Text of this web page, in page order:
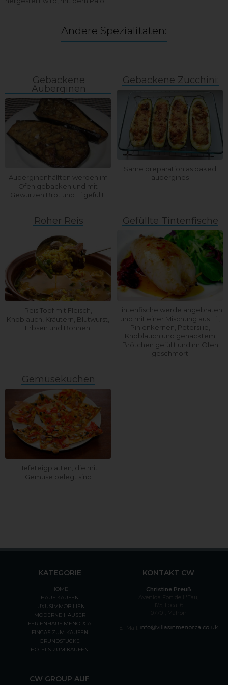
Andere Spezialitäten:
Gebackene
Auberginen
Auberginenhälften werden im
Ofen gebacken und mit
Gewürzen Brot und Ei gefüllt.
Gebackene Zucchini:
Same preparation as baked
aubergines
Roher Reis
Reis Topf mit Fleisch,
Knoblauch, Kräutern, Blutwurst,
Erbsen und Bohnen.
Gefüllte Tintenfische
Tintenfische werde angebraten
und mit einer Mischung aus Ei ,
Pinienkernen, Petersilie,
Knoblauch und gehacktem
Brötchen gefüllt und im Ofen
geschmort
Gemüsekuchen
Hefeteigplatten, die mit
Gemüse belegt sind
KATEGORIE
HOME
HAUS KAUFEN
LUXUSIMMOBILIEN
MODERNE HÄUSER
FERIENHAUS MENORCA
FINCAS ZUM KAUFEN
GRUNDSTÜCKE
HOTELS ZUM KAUFEN
KONTAKT CW
Christine Preuß
Avenida Fort de l 'Eau,
175, Local 6
07701, Mahon
E- Mail:
CW GROUP AUF